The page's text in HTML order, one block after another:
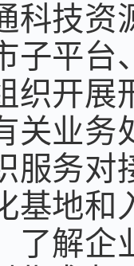
科技资
子平台
织开展
关业务
服务对
基地和
了解企